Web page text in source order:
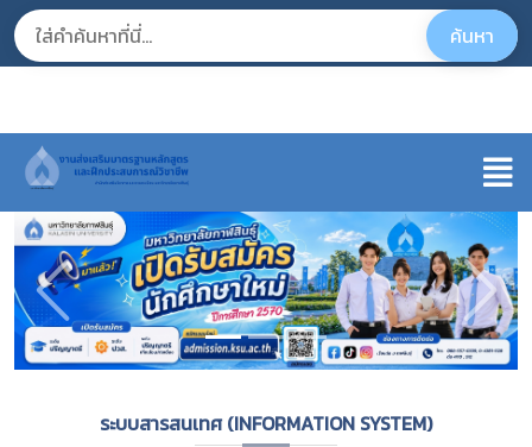
ระบบสารสนเทศ (INFORMATION SYSTEM)